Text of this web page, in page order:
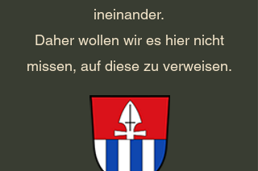
ineinander.
Daher wollen wir es hier nicht
missen, auf diese zu verweisen.